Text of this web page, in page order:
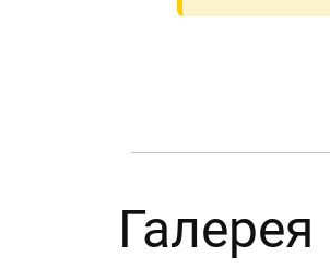
Галерея